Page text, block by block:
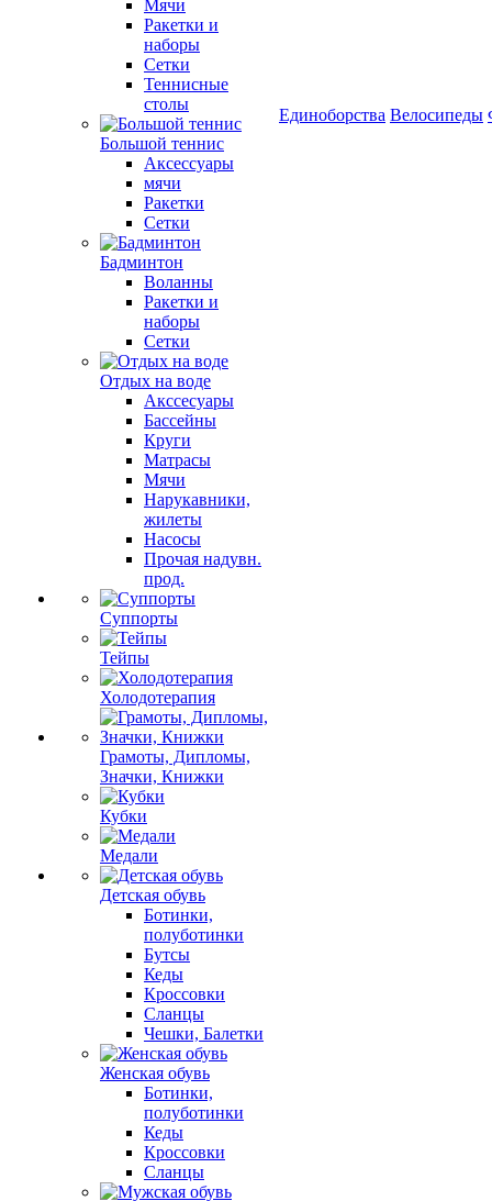
Мячи
Ракетки и
наборы
Сетки
Теннисные
столы
Большой теннис
Аксессуары
мячи
Ракетки
Сетки
Бадминтон
Воланны
Ракетки и
наборы
Сетки
Отдых на воде
Акссесуары
Бассейны
Круги
Матрасы
Мячи
Нарукавники,
жилеты
Насосы
Прочая надувн.
прод.
Суппорты
Тейпы
Холодотерапия
Грамоты, Дипломы,
Значки, Книжки
Кубки
Медали
Детская обувь
Ботинки,
полуботинки
Бутсы
Кеды
Кроссовки
Сланцы
Чешки, Балетки
Женская обувь
Ботинки,
полуботинки
Кеды
Кроссовки
Сланцы
Единоборства Велосипеды